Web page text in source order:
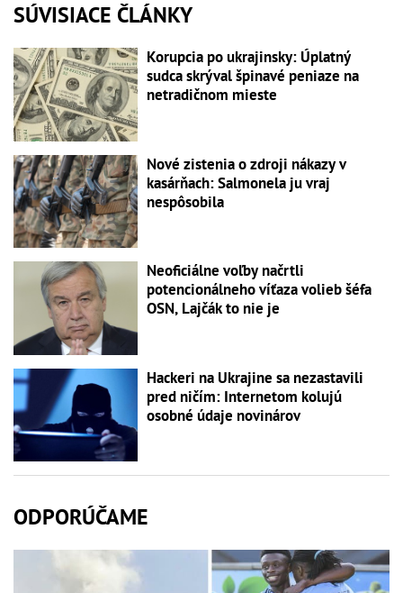
SÚVISIACE ČLÁNKY
Korupcia po ukrajinsky: Úplatný
sudca skrýval špinavé peniaze na
netradičnom mieste
Nové zistenia o zdroji nákazy v
kasárňach: Salmonela ju vraj
nespôsobila
Neoficiálne voľby načrtli
potencionálneho víťaza volieb šéfa
OSN, Lajčák to nie je
Hackeri na Ukrajine sa nezastavili
pred ničím: Internetom kolujú
osobné údaje novinárov
ODPORÚČAME